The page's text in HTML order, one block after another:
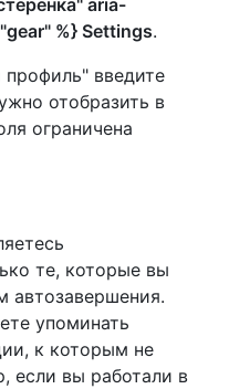
%} Settings.
введите
отобразить в
ограничена
те, которые вы
автозавершения.
упоминать
к которым не
если вы работали в